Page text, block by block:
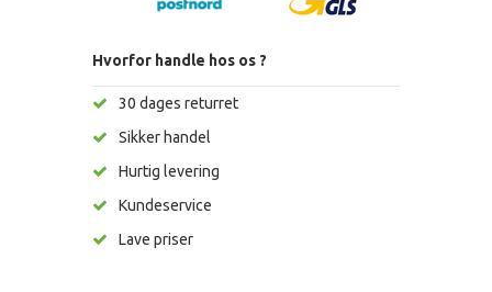
Hvorfor handle hos os ?
30 dages returret
Sikker handel
Hurtig levering
Kundeservice
Lave priser